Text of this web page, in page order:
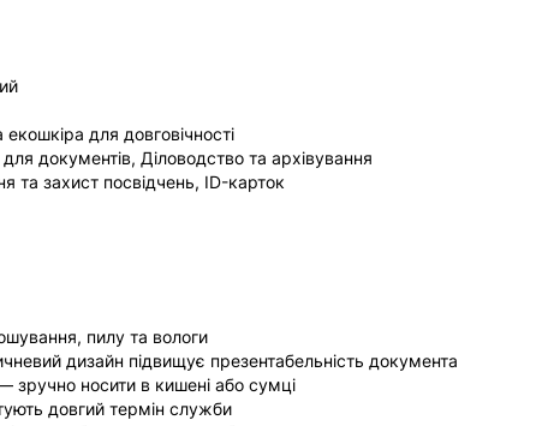
для довговічності
документів, Діловодство та архівування
та захист посвідчень, ID-карток
пилу та вологи
дизайн підвищує презентабельність документа
зручно носити в кишені або сумці
довгий термін служби